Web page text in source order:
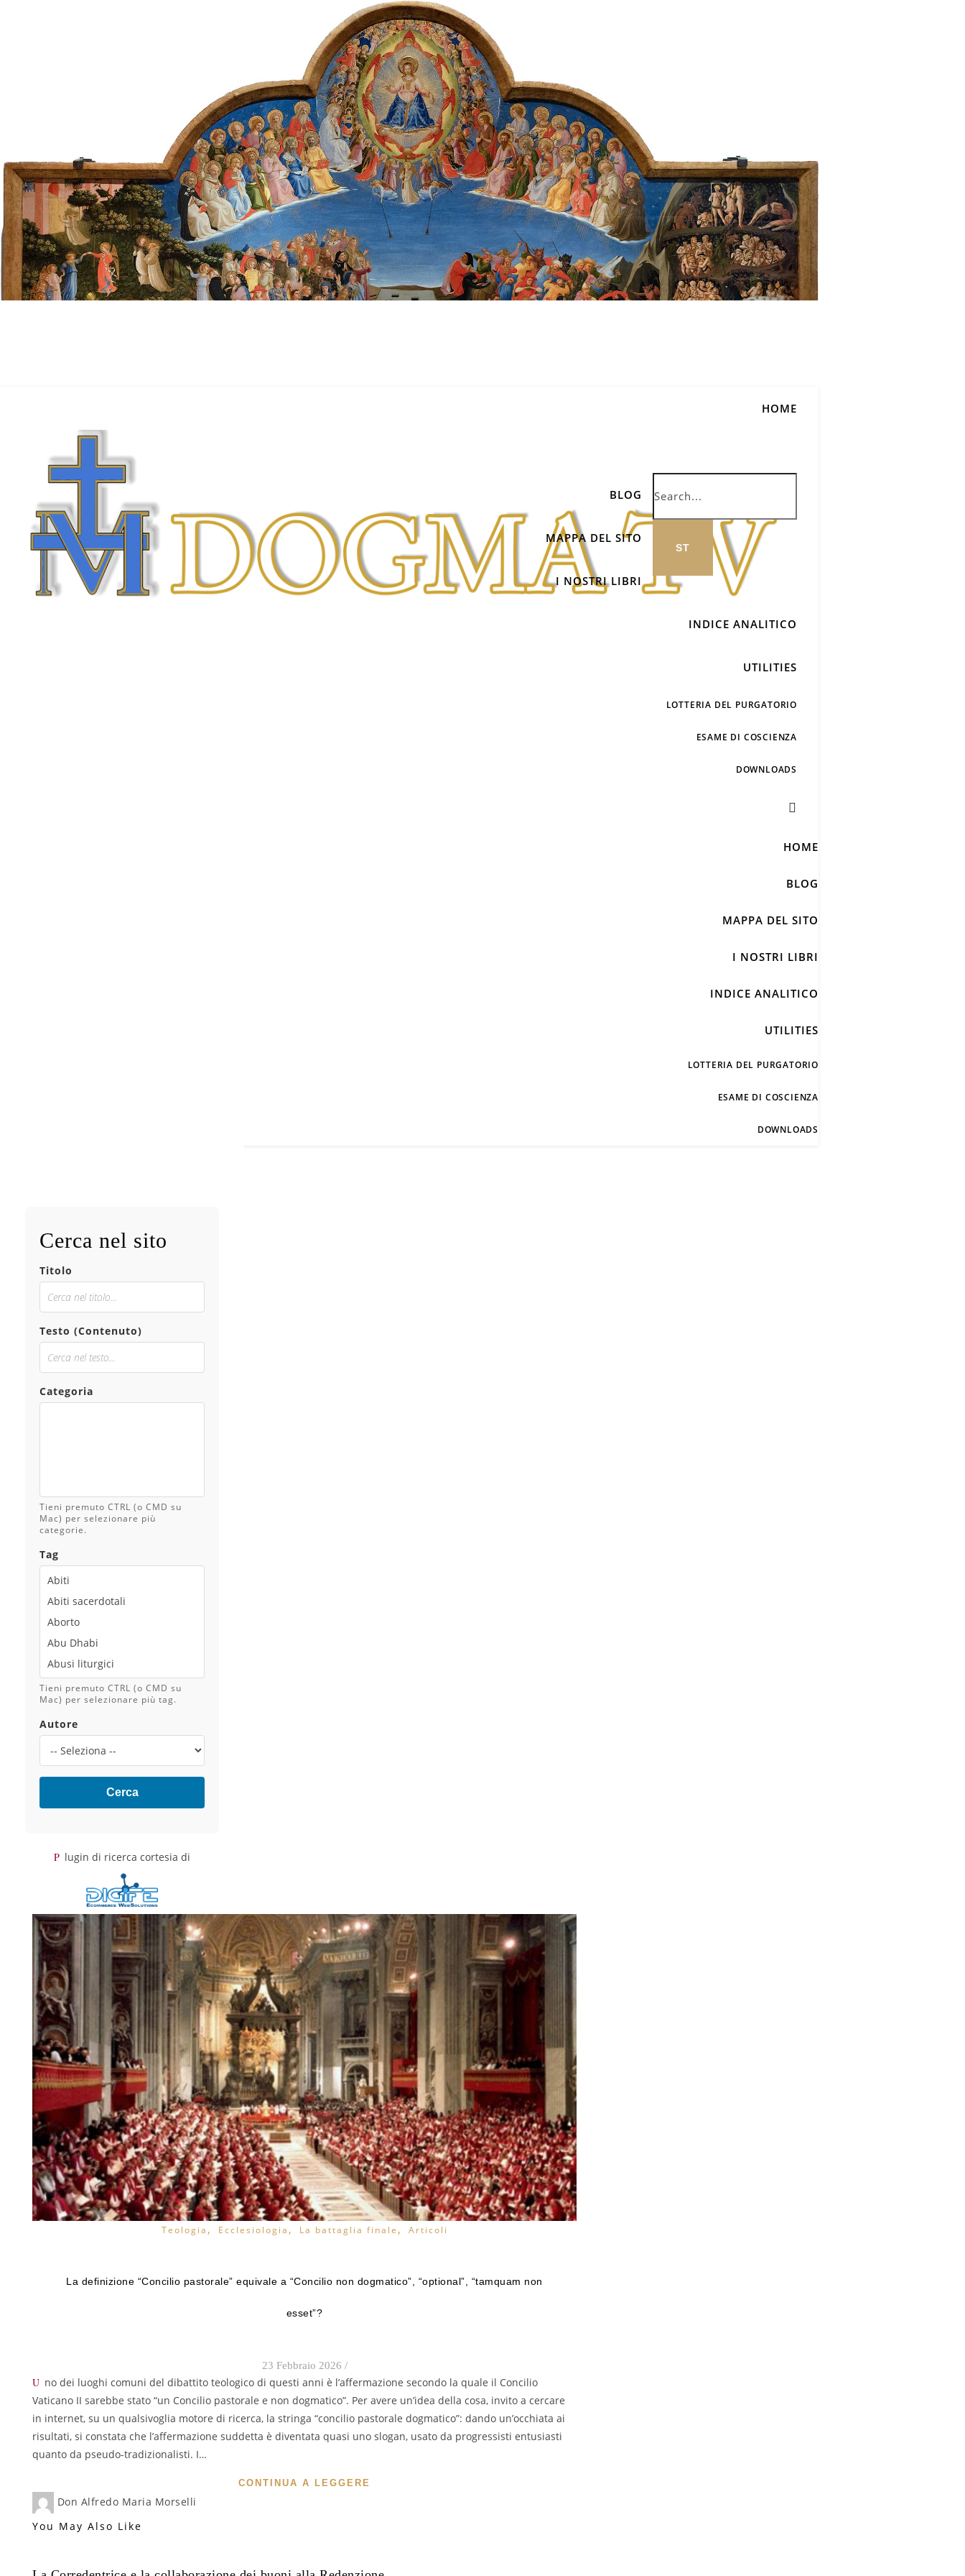
HOME
BLOG
MAPPA DEL SITO
I NOSTRI LIBRI
INDICE ANALITICO
UTILITIES
LOTTERIA DEL PURGATORIO
ESAME DI COSCIENZA
DOWNLOADS
HOME
BLOG
MAPPA DEL SITO
I NOSTRI LIBRI
INDICE ANALITICO
UTILITIES
LOTTERIA DEL PURGATORIO
ESAME DI COSCIENZA
DOWNLOADS
Cerca nel sito
Titolo
Testo (Contenuto)
Categoria
Tieni premuto CTRL (o CMD su
Mac) per selezionare più
categorie.
Tag
Tieni premuto CTRL (o CMD su
Mac) per selezionare più tag.
Autore
Cerca
Plugin di ricerca cortesia di
Teologia , Ecclesiologia , La battaglia finale , Articoli
La definizione “Concilio pastorale” equivale a “Concilio non dogmatico”, “optional”, “tamquam non
esset”?
23 Febbraio 2026 /
Uno dei luoghi comuni del dibattito teologico di questi anni è l’affermazione secondo la quale il Concilio
Vaticano II sarebbe stato “un Concilio pastorale e non dogmatico”. Per avere un’idea della cosa, invito a cercare
in internet, su un qualsivoglia motore di ricerca, la stringa “concilio pastorale dogmatico”: dando un’occhiata ai
risultati, si constata che l’affermazione suddetta è diventata quasi uno slogan, usato da progressisti entusiasti
quanto da pseudo-tradizionalisti. I…
CONTINUA A LEGGERE
Don Alfredo Maria Morselli
You May Also Like